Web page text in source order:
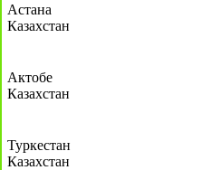
Астана
Казахстан
Актобе
Казахстан
Туркестан
Казахстан